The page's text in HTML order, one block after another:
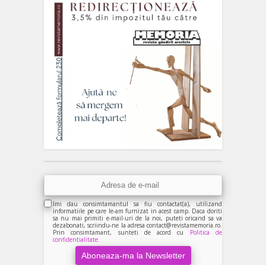
Imi dau consimtamantul sa fiu contactat(a), utilizand
informatiile pe care le-am furnizat in acest camp. Daca doriti
sa nu mai primiti e-mail-uri de la noi, puteti oricand sa va
dezabonati, scriindu-ne la adresa contact@revistamemoria.ro.
Prin consimtamant, sunteti de acord cu Politica de
confidentialitate.